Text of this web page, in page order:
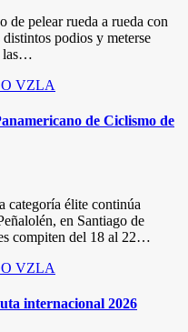
de pelear rueda a rueda con
podios y meterse
las…
VZLA
de Ciclismo de
categoría élite continúa
en Santiago de
compiten del 18 al 22…
VZLA
internacional 2026